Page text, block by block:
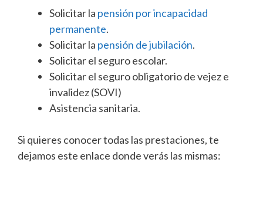
Solicitar la pensión por incapacidad
permanente.
Solicitar la pensión de jubilación.
Solicitar el seguro escolar.
Solicitar el seguro obligatorio de vejez e
invalidez (SOVI)
Asistencia sanitaria.
Si quieres conocer todas las prestaciones, te
dejamos este enlace donde verás las mismas: